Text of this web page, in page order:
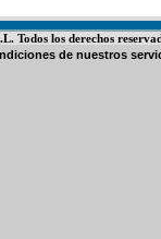
Todos los derechos
de nuestros